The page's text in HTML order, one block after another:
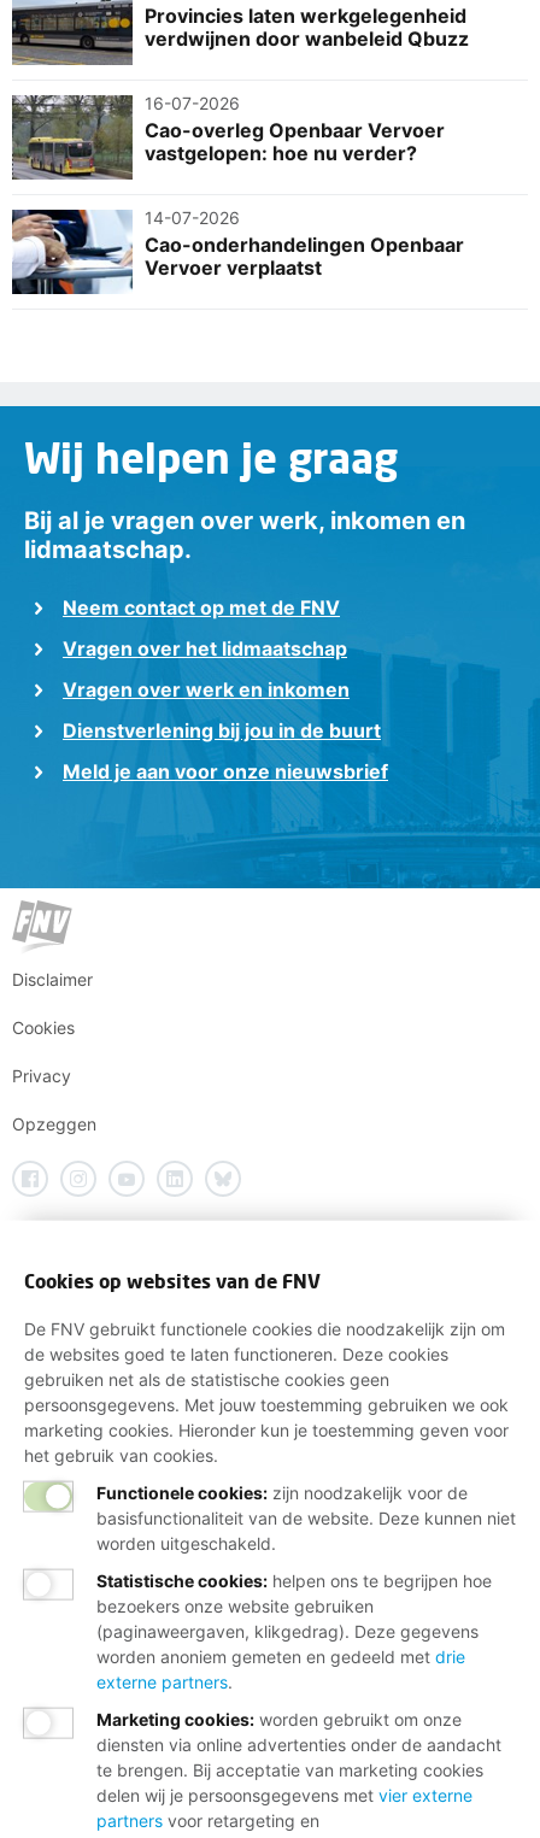
Provincies laten werkgelegenheid
verdwijnen door wanbeleid Qbuzz
16-07-2026
Cao-overleg Openbaar Vervoer
vastgelopen: hoe nu verder?
14-07-2026
Cao-onderhandelingen Openbaar
Vervoer verplaatst
Wij helpen je graag
Bij al je vragen over werk, inkomen en
lidmaatschap.
Neem contact op met de FNV
Vragen over het lidmaatschap
Vragen over werk en inkomen
Dienstverlening bij jou in de buurt
Meld je aan voor onze nieuwsbrief
Disclaimer
Cookies
Privacy
Opzeggen
Cookies op websites van de FNV
De FNV gebruikt functionele cookies die noodzakelijk zijn om
de websites goed te laten functioneren. Deze cookies
gebruiken net als de statistische cookies geen
persoonsgegevens. Met jouw toestemming gebruiken we ook
marketing cookies. Hieronder kun je toestemming geven voor
het gebruik van cookies.
Functionele cookies: zijn noodzakelijk voor de
basisfunctionaliteit van de website. Deze kunnen niet
worden uitgeschakeld.
Statistische cookies: helpen ons te begrijpen hoe
bezoekers onze website gebruiken
(paginaweergaven, klikgedrag). Deze gegevens
worden anoniem gemeten en gedeeld met drie
externe partners.
Marketing cookies: worden gebruikt om onze
diensten via online advertenties onder de aandacht
te brengen. Bij acceptatie van marketing cookies
delen wij je persoonsgegevens met vier externe
partners voor retargeting en